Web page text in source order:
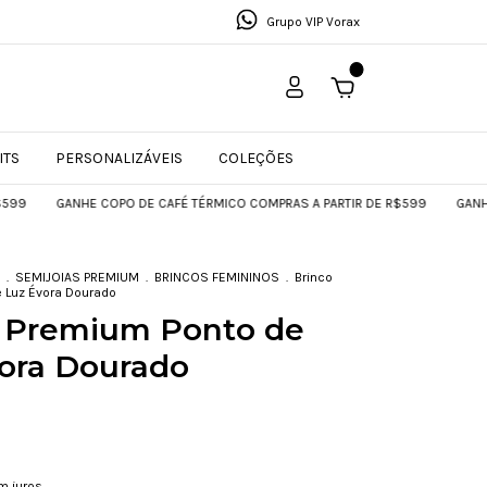
Grupo VIP Vorax
PERSONALIZÁVEIS COLEÇÕES
GANHE COPO DE CAFÉ TÉRMICO COMPRAS A PARTIR DE R$599 GANHE COPO
. SEMIJOIAS PREMIUM . BRINCOS FEMININOS . Brinco
Évora Dourado
Ponto de
Dourado